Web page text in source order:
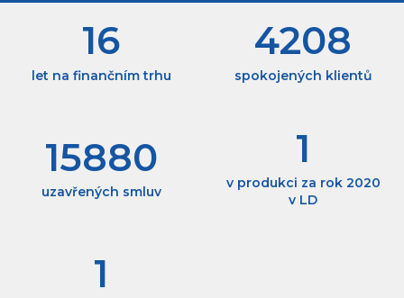
16
let na finančním trhu
4208
spokojených klientů
15880
uzavřených smluv
1
v produkci za rok 2020
v LD
1